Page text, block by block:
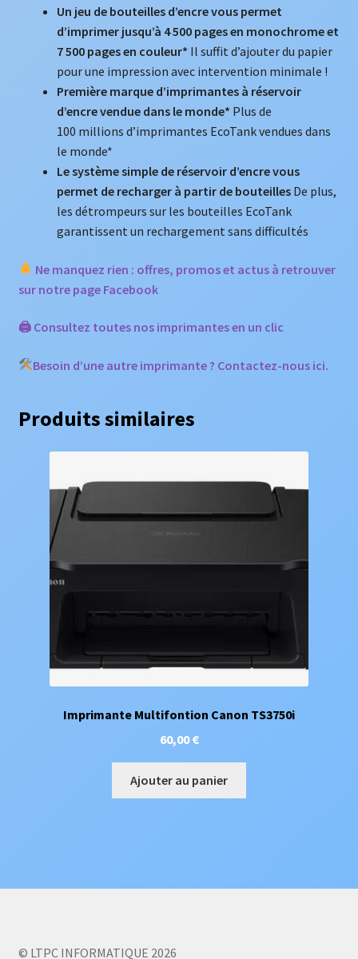
Un jeu de bouteilles d’encre vous permet
d’imprimer jusqu’à 4 500 pages en monochrome et
7 500 pages en couleur* Il suffit d’ajouter du papier
pour une impression avec intervention minimale !
Première marque d’imprimantes à réservoir
d’encre vendue dans le monde* Plus de
100 millions d’imprimantes EcoTank vendues dans
le monde*
Le système simple de réservoir d’encre vous
permet de recharger à partir de bouteillesDe plus,
les détrompeurs sur les bouteilles EcoTank
garantissent un rechargement sans difficultés
Ne manquez rien : offres, promos et actus à retrouver
sur notre page Facebook
🖨 Consultez toutes nos imprimantes en un clic
Besoin d’une autre imprimante ? Contactez-nous ici.
Produits similaires
Imprimante Multifontion Canon TS3750i
60,00€
Ajouter au panier
© LTPC INFORMATIQUE 2026